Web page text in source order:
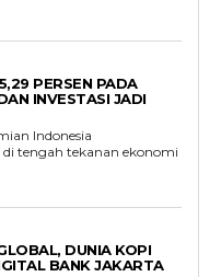
PERSEN PADA
INVESTASI JADI
Indonesia
tengah tekanan ekonomi
DUNIA KOPI
BANK JAKARTA